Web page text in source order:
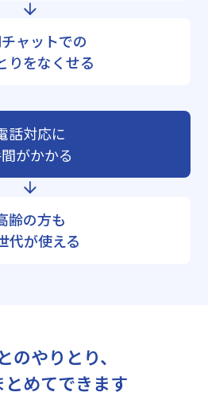
ャットでの
りをなくせる
話対応に
がかかる
齢の方も
代が使える
のやりとり、
とめてできます